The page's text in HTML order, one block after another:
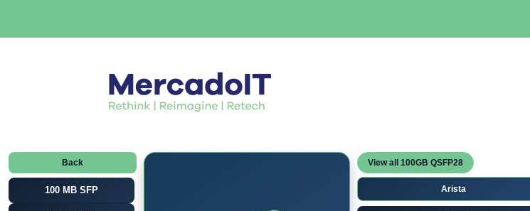
Back
100 MB SFP
View all 100GB QSFP28
Arista